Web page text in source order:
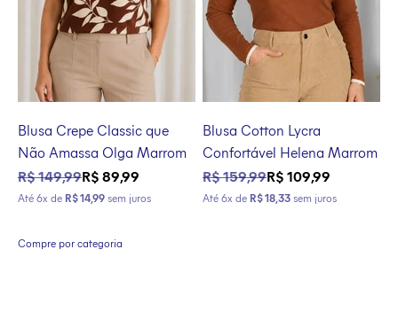
Blusa Crepe Classic que
Não Amassa Olga Marrom
Preço normal
R$ 149,99Preço promocional
R$ 89,99
Até 6x de R$ 14,99 sem juros
Blusa Cotton Lycra
Confortável Helena Marrom
Preço normal
R$ 159,99Preço promocional
R$ 109,99
Até 6x de R$ 18,33 sem juros
Compre por categoria